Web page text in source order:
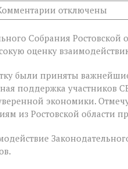
к
записи
Думе
заключительное
пленарное
заседание
весенней
сессии,
последним
отключены
Собрания Ростовской
оценку
были приняты
поддержка
экономики.
из Ростовской области